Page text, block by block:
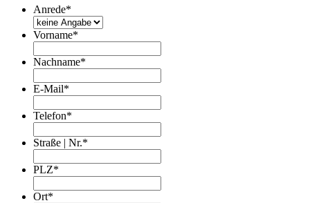
Anrede*
Vorname*
Nachname*
E-Mail*
Telefon*
Straße | Nr.*
PLZ*
Ort*